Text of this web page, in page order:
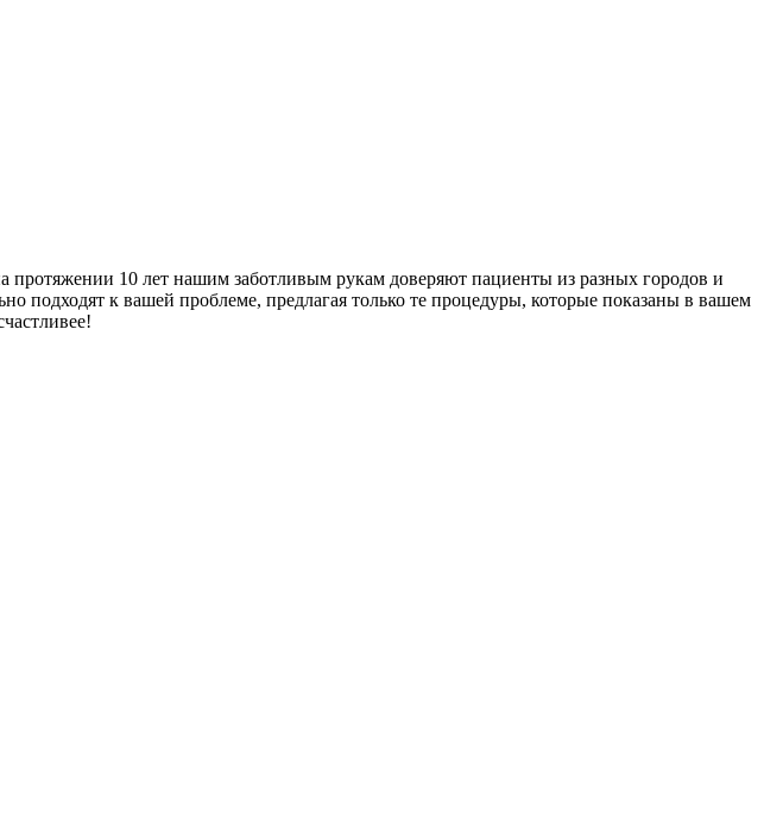
10 лет нашим заботливым рукам доверяют пациенты из разных городов и
подходят к вашей проблеме, предлагая только те процедуры, которые показаны в вашем